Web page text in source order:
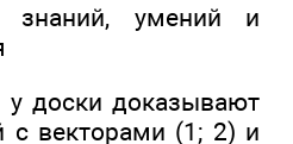
знаний, умений и
доски доказывают
с векторами (1; 2) и